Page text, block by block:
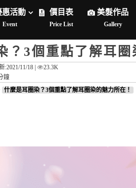
惠活動
Event
價目表
Price List
美髮作品
Gallery
？3個重點了解耳圈
:2021/11/18 |
23.3K
鐘
什麼是耳圈染？3個重點了解耳圈染的魅力所在！